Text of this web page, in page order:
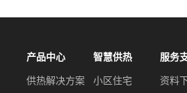
产品中心
供热解决方案
智慧供热
小区住宅
服务
资料